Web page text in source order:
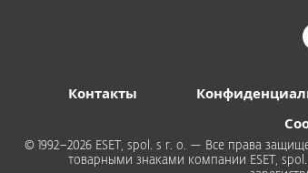
Контакты
© 1992–2026 ESET, spol. s r. o. — Все права
товарными знаками компании ESET,